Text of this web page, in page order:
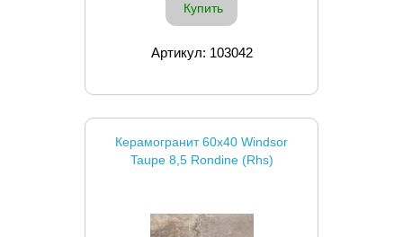
Купить
Артикул: 103042
Керамогранит 60x40 Windsor
Taupe 8,5 Rondine (Rhs)